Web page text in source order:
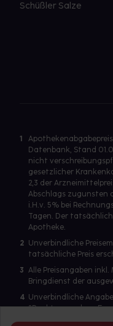
Schüßler Salze
1
Datenbank, Stand
nicht
gesetzlicher
2,3 der
Abschlags zugunsten
i.H.v. 5% bei
Tagen. Der
Apotheke.
2 Unverbindliche
tatsächliche Preis
3 Alle Preisangaben
Bringdienst der
4 Unverbindliche
°Punkte vergeben. Es